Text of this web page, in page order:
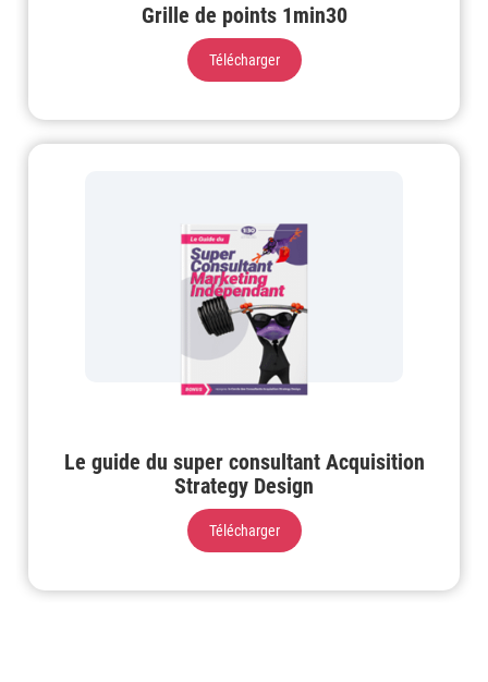
Grille de points 1min30
Télécharger
Le guide du super consultant Acquisition
Strategy Design
Télécharger